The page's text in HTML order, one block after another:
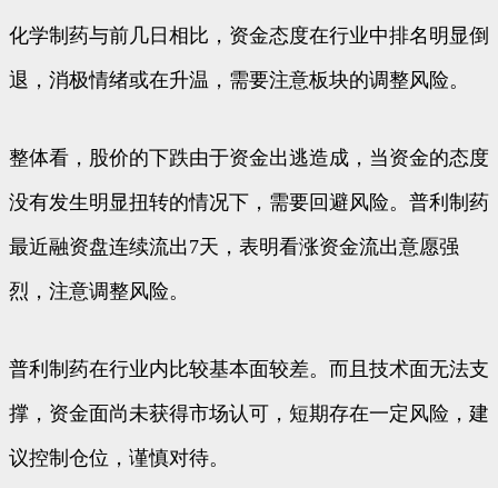
化学制药与前几日相比，资金态度在行业中排名明显倒
退，消极情绪或在升温，需要注意板块的调整风险。
整体看，股价的下跌由于资金出逃造成，当资金的态度
没有发生明显扭转的情况下，需要回避风险。普利制药
最近融资盘连续流出7天，表明看涨资金流出意愿强
烈，注意调整风险。
普利制药在行业内比较基本面较差。而且技术面无法支
撑，资金面尚未获得市场认可，短期存在一定风险，建
议控制仓位，谨慎对待。